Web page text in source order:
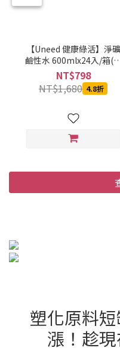
【Uneed 健康綠活】淨礦
鹼性水 600mlx24入/箱(
箱)
NT$798
NT$1,680 4.8折
塑化原料
漲！趁